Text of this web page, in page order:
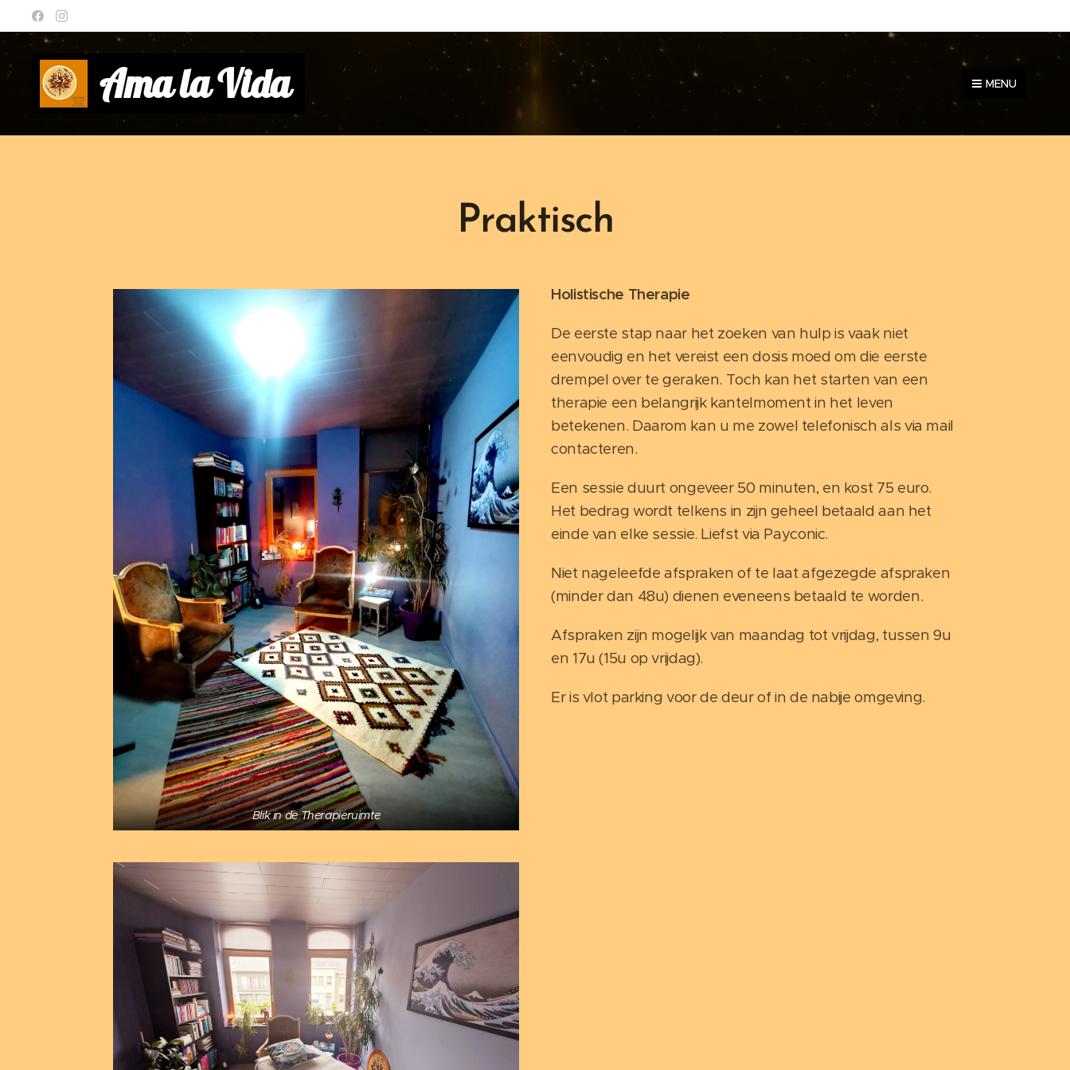
Ama la Vida MENU
Praktisch
Blik in de Therapieruimte
Holistische Therapie
De eerste stap naar het zoeken van hulp is vaak niet
eenvoudig en het vereist een dosis moed om die eerste
drempel over te geraken. Toch kan het starten van een
therapie een belangrijk kantelmoment in het leven
betekenen. Daarom kan u me zowel telefonisch als via mail
contacteren.
Een sessie duurt ongeveer 50 minuten, en kost 75 euro.
Het bedrag wordt telkens in zijn geheel betaald aan het
einde van elke sessie. Liefst via Payconic.
Niet nageleefde afspraken of te laat afgezegde afspraken
(minder dan 48u) dienen eveneens betaald te worden.
Afspraken zijn mogelijk van maandag tot vrijdag, tussen 9u
en 17u (15u op vrijdag).
Er is vlot parking voor de deur of in de nabije omgeving.